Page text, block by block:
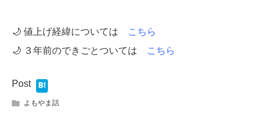
🌙 値上げ経緯については
こちら
🌙 ３年前のできごとついては
こちら
Post
よもやま話